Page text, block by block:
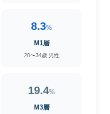
8.3%
M1層
20〜34歳 男性
19.4%
M3層